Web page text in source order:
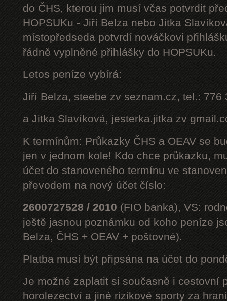
do ČHS, kterou jim musí včas potvrdit
HOPSUKu - Jiří Belza nebo Jitka
místopředseda potvrdí nováčkovi
řádně vyplněné přihlášky do HOPSUKu.
Letos peníze vybírá:
Jiří Belza, steebe zv seznam.cz, tel.: 776
a Jitka Slavíková, jesterka.jitka zv
K termínům: Průkazky ČHS a OEAV se
jen v jednom kole! Kdo chce průkazku,
účet do stanoveného termínu ve
převodem na nový účet číslo:
2600727528 / 2010 (FIO banka), VS:
ještě jasnou poznámku od koho peníze
Belza, ČHS + OEAV + poštovné).
Platba musí být připsána na účet do
Je možné zaplatit si současně i cestovní
horolezectví a jiné rizikové sporty za